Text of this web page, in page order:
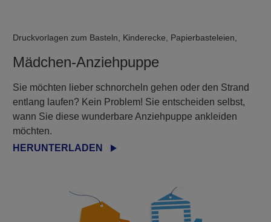
Druckvorlagen zum Basteln, Kinderecke, Papierbasteleien,
Mädchen-Anziehpuppe
Sie möchten lieber schnorcheln gehen oder den Strand
entlang laufen? Kein Problem! Sie entscheiden selbst,
wann Sie diese wunderbare Anziehpuppe ankleiden
möchten.
HERUNTERLADEN